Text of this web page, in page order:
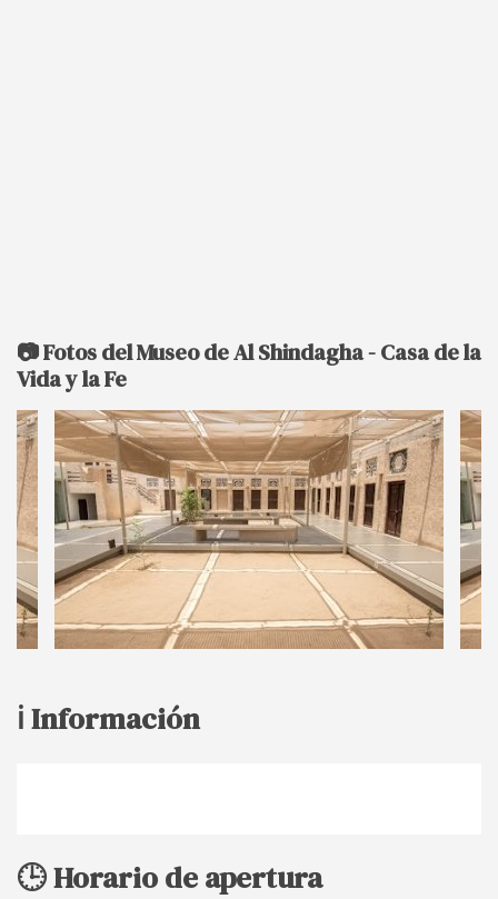
📷 Fotos del Museo de Al Shindagha - Casa de la
Vida y la Fe
ℹ️ Información
🕒 Horario de apertura